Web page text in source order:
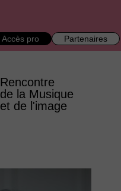
Accès pro Partenaires
Rencontre
de la Musique
et de l'image